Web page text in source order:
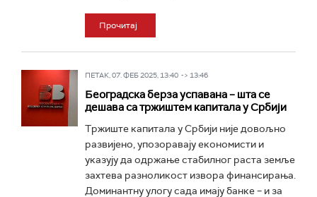
Прочитај
ПЕТАК, 07. ФЕБ 2025, 13:40 -> 13:46
Београдска берза успавана – шта се
дешава са тржиштем капитала у Србији
Тржиште капитала у Србији није довољно
развијено, упозоравају економисти и
указују да одржање стабилног раста земље
захтева разноликост извора финансирања.
Доминантну улогу сада имају банке – и за